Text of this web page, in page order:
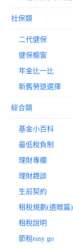
社保類
二代健保
健保櫥窗
年金比一比
新舊勞退選擇
綜合類
基金小百科
最低稅負制
理財專欄
理財趣談
生前契約
租稅規劃(遺贈篇)
租稅說明
節稅easy go